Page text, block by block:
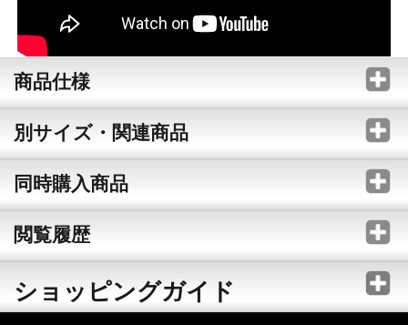
商品仕様
別サイズ・関連商品
同時購入商品
閲覧履歴
ショッピングガイド